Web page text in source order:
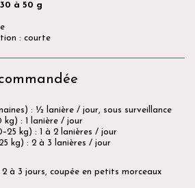
30 à 50 g
: courte
: ½ lanière / jour, sous surveillance
kg) : 1 lanière / jour
kg) : 1 à 2 lanières / jour
kg) : 2 à 3 lanières / jour
à 3 jours, coupée en petits morceaux